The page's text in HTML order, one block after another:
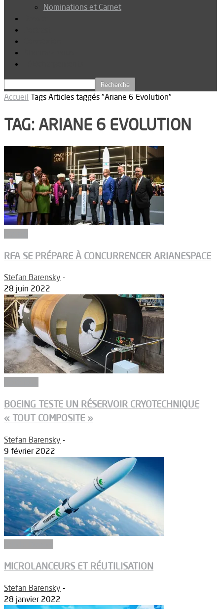
Nominations et Carnet
Accueil Tags Articles taggés "Ariane 6 Evolution"
TAG: ARIANE 6 EVOLUTION
RFA SE PRÉPARE À CONCURRENCER ARIANESPACE
Stefan Barensky -
28 juin 2022
BOEING TESTE UN RÉSERVOIR CRYOTECHNIQUE
« TOUT COMPOSITE »
Stefan Barensky -
9 février 2022
MICROLANCEURS ET RÉUTILISATION
Stefan Barensky -
28 janvier 2022